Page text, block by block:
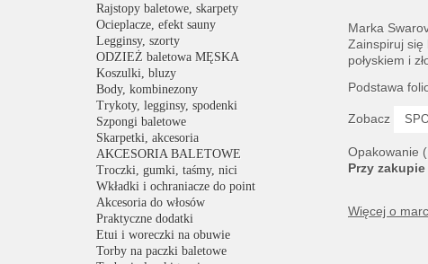
Rajstopy baletowe, skarpety
Ocieplacze, efekt sauny
Legginsy, szorty
ODZIEŻ baletowa MĘSKA
Koszulki, bluzy
Body, kombinezony
Trykoty, legginsy, spodenki
Szpongi baletowe
Skarpetki, akcesoria
AKCESORIA BALETOWE
Troczki, gumki, taśmy, nici
Wkładki i ochraniacze do point
Akcesoria do włosów
Praktyczne dodatki
Etui i woreczki na obuwie
Torby na paczki baletowe
Marka
Zainspiruj się
połyskiem i
Podstawa
Zobacz
Opakowanie
Przy
Więcej o